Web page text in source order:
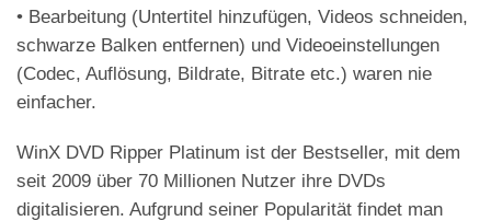
• Bearbeitung (Untertitel hinzufügen, Videos schneiden,
schwarze Balken entfernen) und Videoeinstellungen
(Codec, Auflösung, Bildrate, Bitrate etc.) waren nie
einfacher.
WinX DVD Ripper Platinum ist der Bestseller, mit dem
seit 2009 über 70 Millionen Nutzer ihre DVDs
digitalisieren. Aufgrund seiner Popularität findet man